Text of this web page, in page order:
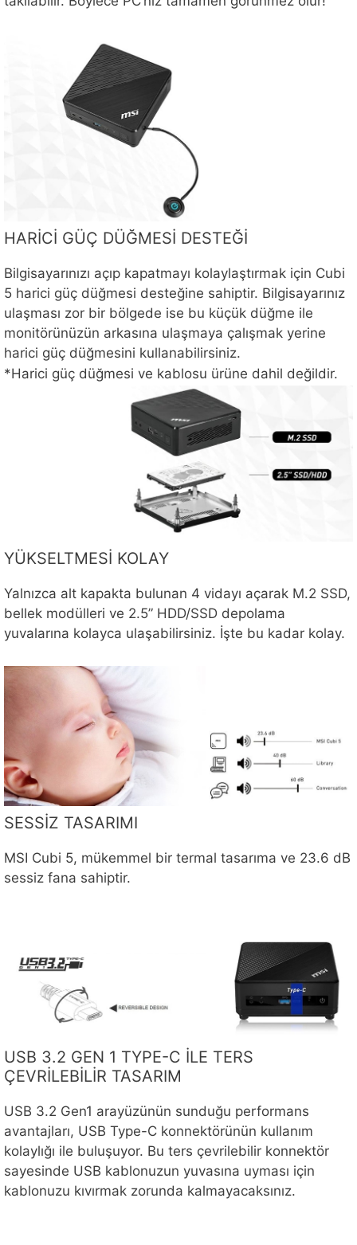
HARİCİ GÜÇ DÜĞMESİ DESTEĞİ
Bilgisayarınızı açıp kapatmayı kolaylaştırmak için Cubi
5 harici güç düğmesi desteğine sahiptir. Bilgisayarınız
ulaşması zor bir bölgede ise bu küçük düğme ile
monitörünüzün arkasına ulaşmaya çalışmak yerine
harici güç düğmesini kullanabilirsiniz.
*Harici güç düğmesi ve kablosu ürüne dahil değildir.
YÜKSELTMESİ KOLAY
Yalnızca alt kapakta bulunan 4 vidayı açarak M.2 SSD,
bellek modülleri ve 2.5” HDD/SSD depolama
yuvalarına kolayca ulaşabilirsiniz. İşte bu kadar kolay.
SESSİZ TASARIMI
MSI Cubi 5, mükemmel bir termal tasarıma ve 23.6 dB
sessiz fana sahiptir.
USB 3.2 GEN 1 TYPE-C İLE TERS
ÇEVRİLEBİLİR TASARIM
USB 3.2 Gen1 arayüzünün sunduğu performans
avantajları, USB Type-C konnektörünün kullanım
kolaylığı ile buluşuyor. Bu ters çevrilebilir konnektör
sayesinde USB kablonuzun yuvasına uyması için
kablonuzu kıvırmak zorunda kalmayacaksınız.